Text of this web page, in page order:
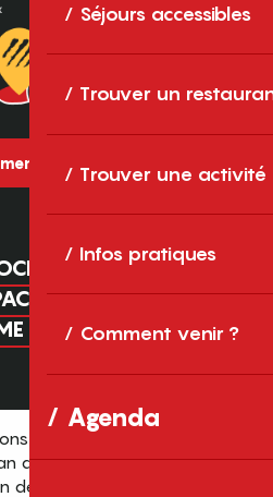
Séjours accessibles
Trouver un
Trouver une activité
Infos pratiques
Comment venir ?
Agenda
venir ?
PRO
D'AFFAIRES
légales
du site
des cookies